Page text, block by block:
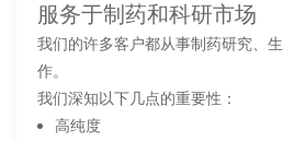
服务于制药和科研市场
我们的许多客户都从事制药研究、
作。
我们深知以下几点的重要性：
高纯度